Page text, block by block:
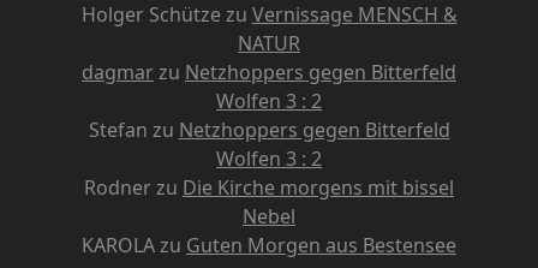
Holger Schütze zu Vernissage MENSCH &
NATUR
dagmarzu Netzhoppers gegen Bitterfeld
Wolfen 3 : 2
Stefan zu Netzhoppers gegen Bitterfeld
Wolfen 3 : 2
Rodnerzu Die Kirche morgens mit bissel
Nebel
KAROLAzu Guten Morgen aus Bestensee